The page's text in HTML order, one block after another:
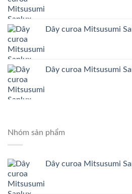
Dây curoa Mitsusumi
Dây curoa Mitsusumi
Nhóm sản phẩm
Dây curoa Mitsusumi